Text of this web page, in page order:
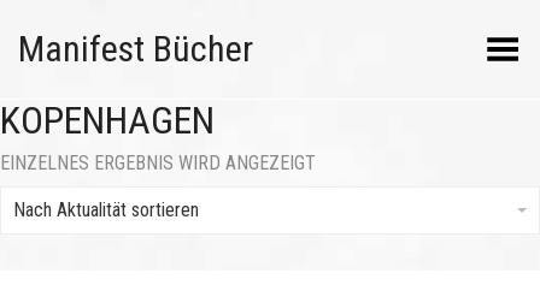
Manifest Bücher Menü umschalten
KOPENHAGEN
EINZELNES ERGEBNIS WIRD ANGEZEIGT
Nach Aktualität sortieren